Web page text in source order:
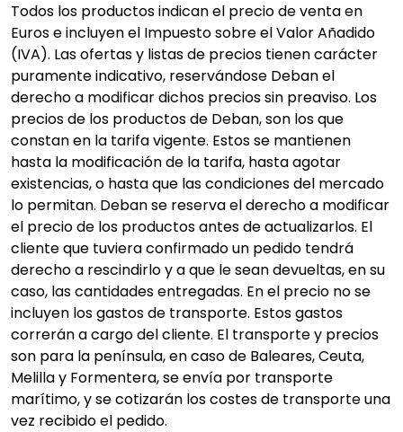
Todos los productos indican el precio de venta en
Euros e incluyen el Impuesto sobre el Valor Añadido
(IVA). Las ofertas y listas de precios tienen carácter
puramente indicativo, reservándose Deban el
derecho a modificar dichos precios sin preaviso. Los
precios de los productos de Deban, son los que
constan en la tarifa vigente. Estos se mantienen
hasta la modificación de la tarifa, hasta agotar
existencias, o hasta que las condiciones del mercado
lo permitan. Deban se reserva el derecho a modificar
el precio de los productos antes de actualizarlos. El
cliente que tuviera confirmado un pedido tendrá
derecho a rescindirlo y a que le sean devueltas, en su
caso, las cantidades entregadas. En el precio no se
incluyen los gastos de transporte. Estos gastos
correrán a cargo del cliente. El transporte y precios
son para la península, en caso de Baleares, Ceuta,
Melilla y Formentera, se envía por transporte
marítimo, y se cotizarán los costes de transporte una
vez recibido el pedido.